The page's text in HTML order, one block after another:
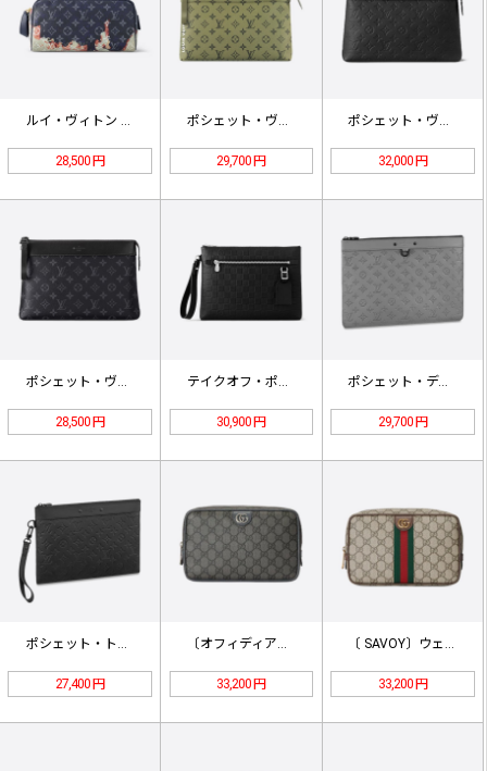
ルイ・ヴィトン ドップキット モノグ…
28,500 円
ポシェット・ヴォワヤージュ スープル…
29,700 円
ポシェット・ヴォワヤージュ スープル…
32,000 円
ポシェット・ヴォワヤージュ スープル…
28,500 円
テイクオフ・ポーチ N40504
30,900 円
ポシェット・ディスカバリー GM M…
29,700 円
27,400 円 33,200 円 33,200 円